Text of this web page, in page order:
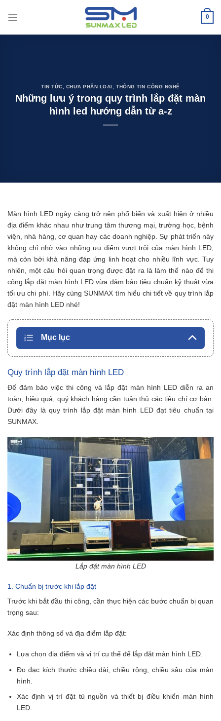
qua
0
TIN TỨC CHƯA PHÂN LOẠI ,THÔNG TIN CÔNG NGHỆ
Những lưu ý trong quy trình lắp đặt màn
hình led hướng dẫn từ a-z
Màn hình LED ngày càng trở nên phổ biến và xuất hiện ở nhiều
địa điểm khác nhau như trung tâm thương mại, trường học, bệnh
viện, nhà hàng, cơ quan hay các doanh nghiệp. Sự phát triển này
không chỉ nhờ vào những ưu điểm vượt trội của màn hình LED,
mà còn bởi khả năng đáp ứng linh hoạt cho nhiều lĩnh vực. Tuy
nhiên, một câu hỏi quan trọng được đặt ra là làm thế nào để thi
công lắp đặt màn hình LED vừa đảm bảo tiêu chuẩn kỹ thuật vừa
tối ưu chi phí. Hãy cùng SUNMAX tìm hiểu chi tiết về quy trình lắp
đặt màn hình LED nhé!
Mục lục
Quy trình lắp đặt màn hình LED
Để đảm bảo việc thi công và lắp đặt màn hình LED diễn ra an
toàn, hiệu quả, quý khách hàng cần tuân thủ các tiêu chí cơ bản.
Dưới đây là quy trình lắp đặt màn hình LED đạt tiêu chuẩn tại
SUNMAX.
Lắp đặt màn hình LED
1. Chuẩn bị trước khi lắp đặt
Trước khi bắt đầu thi công, cần thực hiện các bước chuẩn bị quan
trọng sau:
Xác định thông số và địa điểm lắp đặt:
Lựa chọn địa điểm và vị trí cụ thể để lắp đặt màn hình LED.
Đo đạc kích thước chiều dài, chiều rộng, chiều sâu của màn
hình.
Xác định vị trí đặt tủ nguồn và thiết bị điều khiển màn hình
LED.